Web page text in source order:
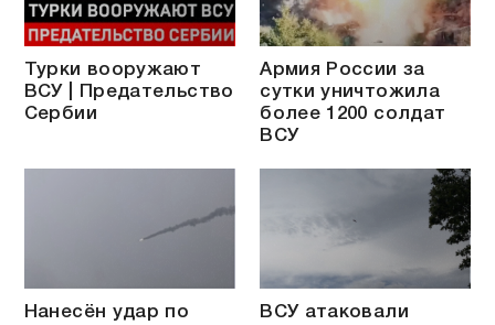
Турки вооружают
ВСУ | Предательство
Сербии
Армия России за
сутки уничтожила
более 1200 солдат
ВСУ
Нанесён удар по
ВСУ атаковали